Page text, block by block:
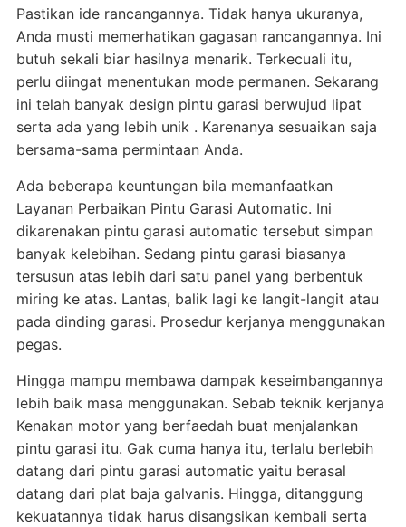
Pastikan ide rancangannya. Tidak hanya ukuranya,
Anda musti memerhatikan gagasan rancangannya. Ini
butuh sekali biar hasilnya menarik. Terkecuali itu,
perlu diingat menentukan mode permanen. Sekarang
ini telah banyak design pintu garasi berwujud lipat
serta ada yang lebih unik . Karenanya sesuaikan saja
bersama-sama permintaan Anda.
Ada beberapa keuntungan bila memanfaatkan
Layanan Perbaikan Pintu Garasi Automatic. Ini
dikarenakan pintu garasi automatic tersebut simpan
banyak kelebihan. Sedang pintu garasi biasanya
tersusun atas lebih dari satu panel yang berbentuk
miring ke atas. Lantas, balik lagi ke langit-langit atau
pada dinding garasi. Prosedur kerjanya menggunakan
pegas.
Hingga mampu membawa dampak keseimbangannya
lebih baik masa menggunakan. Sebab teknik kerjanya
Kenakan motor yang berfaedah buat menjalankan
pintu garasi itu. Gak cuma hanya itu, terlalu berlebih
datang dari pintu garasi automatic yaitu berasal
datang dari plat baja galvanis. Hingga, ditanggung
kekuatannya tidak harus disangsikan kembali serta